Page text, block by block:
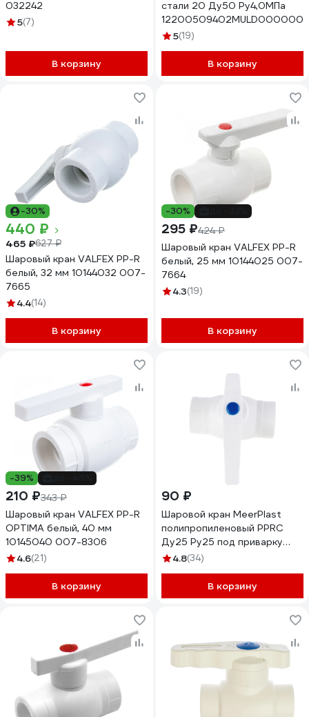
032242
5(7)
В корзину
стали 20 Ду50 Ру4,0МПа
5(19)
В корзину
-30%
440 ₽
465 ₽627 ₽
Шаровый кран VALFEX PP-R
белый, 32 мм 10144032 007-
7665
4.4(14)
В корзину
-30%
295 ₽424 ₽
Шаровый кран VALFEX PP-R
белый, 25 мм 10144025 007-
7664
4.3(19)
В корзину
-39%
210 ₽343 ₽
Шаровый кран VALFEX PP-R
OPTIMA белый, 40 мм
10145040 007-8306
4.6(21)
В корзину
90 ₽
Шаровой кран MeerPlast
полипропиленовый PPRC
Ду25 Ру25 под приварку
D200-00036
4.8(34)
В корзину